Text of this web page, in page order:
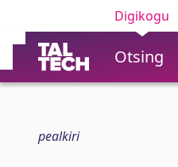
Digikogu
Otsing
pealkiri